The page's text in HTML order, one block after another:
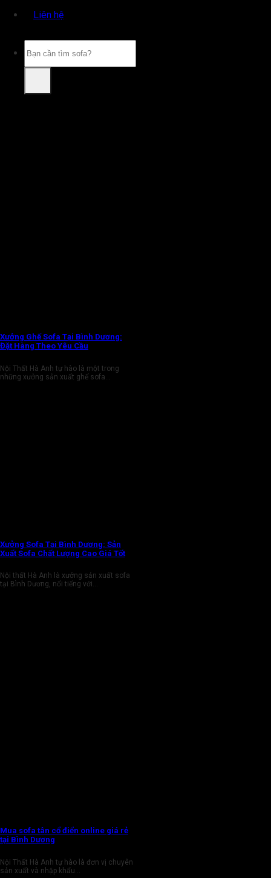
Liên hệ
kiếm:
Xưởng Ghế Sofa Tại Bình Dương:
Đặt Hàng Theo Yêu Cầu
Nội Thất Hà Anh tự hào là một trong
những xưởng sản xuất ghế sofa...
Xưởng Sofa Tại Bình Dương: Sản
Xuất Sofa Chất Lượng Cao Giá Tốt
Nội thất Hà Anh là xưởng sản xuất sofa
tại Bình Dương, nổi tiếng với...
Mua sofa tân cổ điển online giá rẻ
tại Bình Dương
Nội Thất Hà Anh tự hào là đơn vị chuyên
sản xuất và nhập khẩu...